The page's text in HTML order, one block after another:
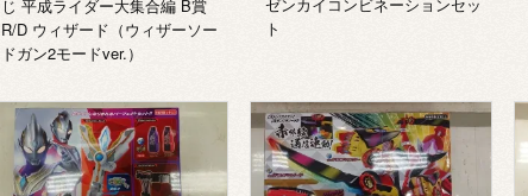
じ 平成ライダー大集合編 B賞
R/D ウィザード（ウィザーソー
ドガン2モードver.）
ゼンカイコンビネーションセッ
ト